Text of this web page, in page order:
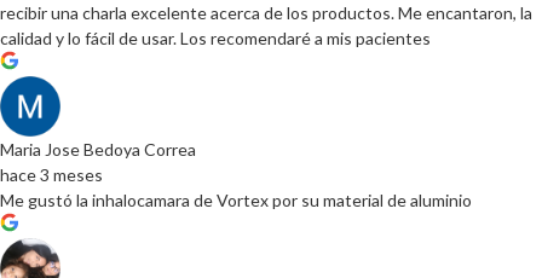
recibir una charla excelente acerca de los productos. Me encantaron, la
calidad y lo fácil de usar. Los recomendaré a mis pacientes
Maria Jose Bedoya Correa
hace 3 meses
Me gustó la inhalocamara de Vortex por su material de aluminio